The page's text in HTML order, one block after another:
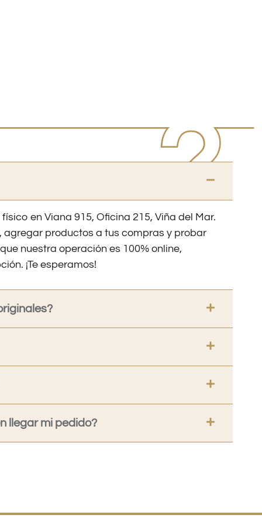
en Viana 915, Oficina 215, Viña del Mar.
agregar productos a tus compras y probar
nuestra operación es 100% online,
¡Te esperamos!
llegar mi pedido?